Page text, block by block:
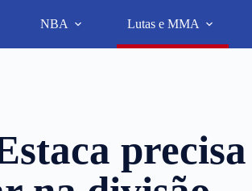
NBA Lutas e MMA
precisa